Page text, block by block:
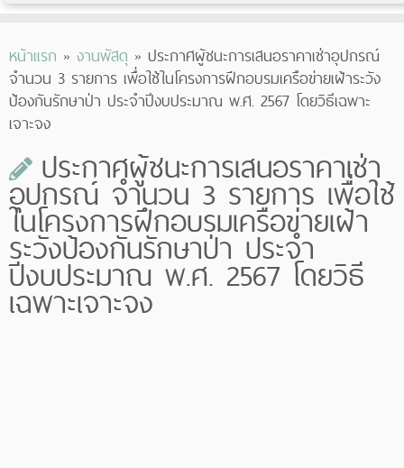
to
content
หน้าแรก » งานพัสดุ » ประกาศผู้ชนะการเสนอราคาเช่าอุปกรณ์
จำนวน 3 รายการ เพื่อใช้ในโครงการฝึกอบรมเครือข่ายเฝ้าระวัง
ป้องกันรักษาป่า ประจำปีงบประมาณ พ.ศ. 2567 โดยวิธีเฉพาะ
เจาะจง
ประกาศผู้ชนะการเสนอราคาเช่า
อุปกรณ์ จำนวน 3 รายการ เพื่อใช้
ในโครงการฝึกอบรมเครือข่ายเฝ้า
ระวังป้องกันรักษาป่า ประจำ
ปีงบประมาณ พ.ศ. 2567 โดยวิธี
เฉพาะเจาะจง